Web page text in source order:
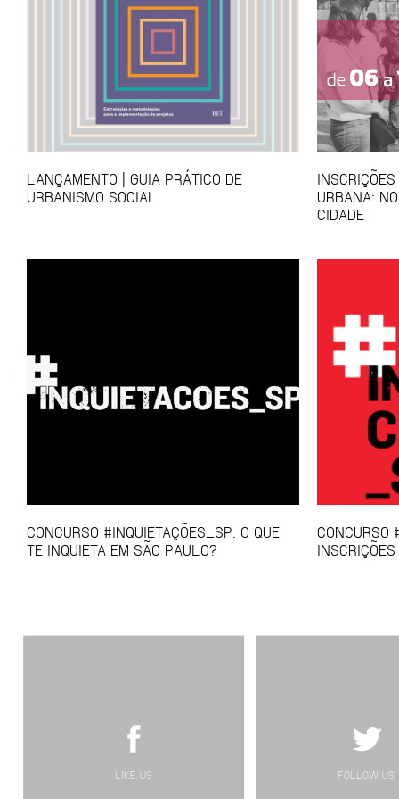
LANÇAMENTO | GUIA PRÁTICO DE
URBANISMO SOCIAL
URBANA:
CIDADE
CONCURSO #INQUIETAÇÕES_SP: O QUE
TE INQUIETA EM SÃO PAULO?
CONCURSO
LIKE US FOLLOW US